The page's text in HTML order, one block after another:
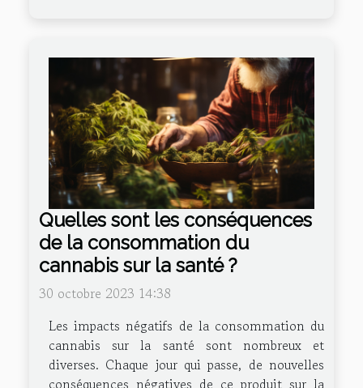
Quelles sont les conséquences
de la consommation du
cannabis sur la santé ?
30 octobre 2023 14:38
Les impacts négatifs de la consommation du
cannabis sur la santé sont nombreux et
diverses. Chaque jour qui passe, de nouvelles